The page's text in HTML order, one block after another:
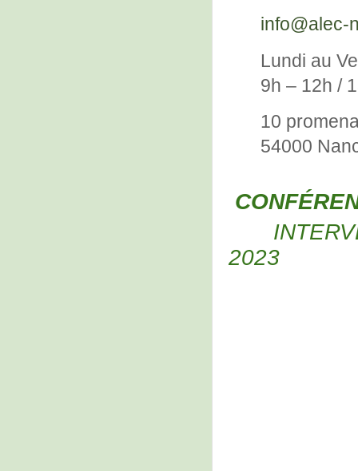
info@alec-
Lundi au
9h – 12h /
10
54000
2023